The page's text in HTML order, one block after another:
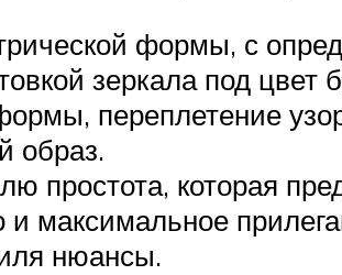
формы, с
зеркала под
переплетение
образ.
простота, которая
максимальное
нюансы.